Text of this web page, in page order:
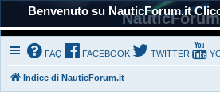
Benvenuto su NauticForum.it
FAQ FACEBOOK TWITTER
Indice di NauticForum.it